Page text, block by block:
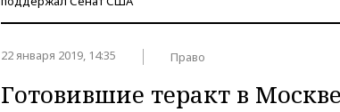
22 января 2019, 14:35 Право
Готовившие теракт в